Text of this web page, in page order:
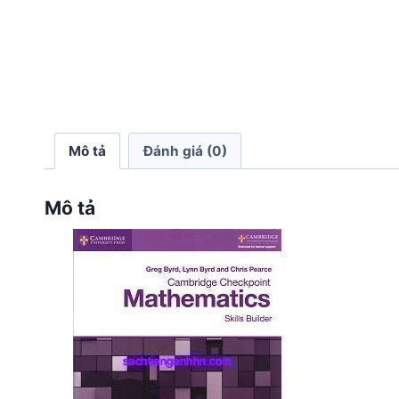
Mô tả Đánh giá (0)
Mô tả